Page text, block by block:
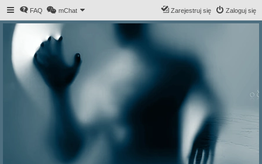
FAQ mChat Zaloguj się
Zarejestruj się